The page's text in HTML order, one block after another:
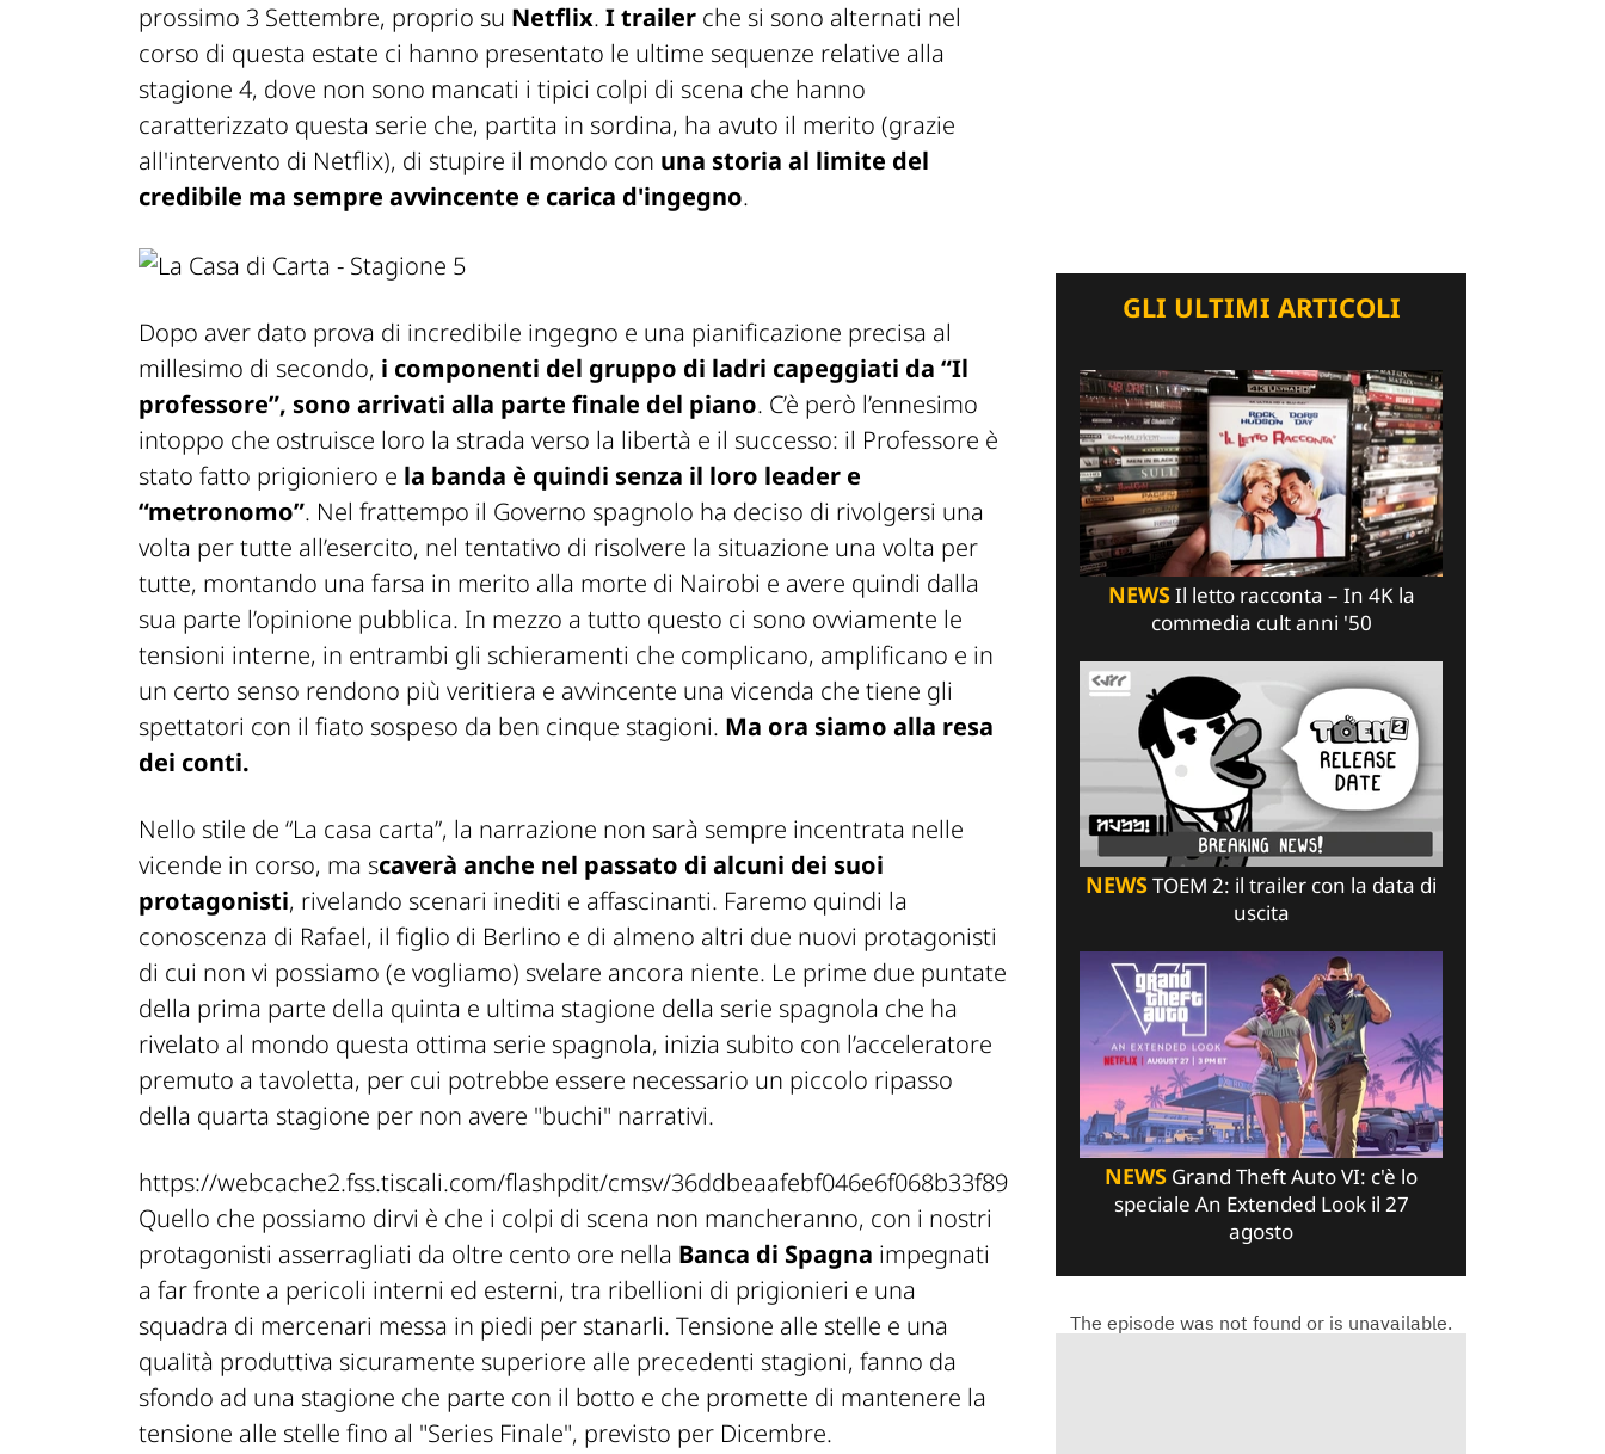
prossimo 3 Settembre, proprio su Netflix. I trailer che si sono alternati nel
corso di questa estate ci hanno presentato le ultime sequenze relative alla
stagione 4, dove non sono mancati i tipici colpi di scena che hanno
caratterizzato questa serie che, partita in sordina, ha avuto il merito (grazie
all'intervento di Netflix), di stupire il mondo con una storia al limite del
credibile ma sempre avvincente e carica d'ingegno.
Dopo aver dato prova di incredibile ingegno e una pianificazione precisa al
millesimo di secondo, i componenti del gruppo di ladri capeggiati da “Il
professore”, sono arrivati alla parte finale del piano. C’è però l’ennesimo
intoppo che ostruisce loro la strada verso la libertà e il successo: il Professore è
stato fatto prigioniero e la banda è quindi senza il loro leader e
“metronomo”. Nel frattempo il Governo spagnolo ha deciso di rivolgersi una
volta per tutte all’esercito, nel tentativo di risolvere la situazione una volta per
tutte, montando una farsa in merito alla morte di Nairobi e avere quindi dalla
sua parte l’opinione pubblica. In mezzo a tutto questo ci sono ovviamente le
tensioni interne, in entrambi gli schieramenti che complicano, amplificano e in
un certo senso rendono più veritiera e avvincente una vicenda che tiene gli
spettatori con il fiato sospeso da ben cinque stagioni. Ma ora siamo alla resa
dei conti.
Nello stile de “La casa carta”, la narrazione non sarà sempre incentrata nelle
vicende in corso, ma scaverà anche nel passato di alcuni dei suoi
protagonisti, rivelando scenari inediti e affascinanti. Faremo quindi la
conoscenza di Rafael, il figlio di Berlino e di almeno altri due nuovi protagonisti
di cui non vi possiamo (e vogliamo) svelare ancora niente. Le prime due puntate
della prima parte della quinta e ultima stagione della serie spagnola che ha
rivelato al mondo questa ottima serie spagnola, inizia subito con l’acceleratore
premuto a tavoletta, per cui potrebbe essere necessario un piccolo ripasso
della quarta stagione per non avere "buchi" narrativi.
https://webcache2.fss.tiscali.com/flashpdit/cmsv/36ddbeaafebf046e6f068b33f89a7dfd/d76990e07feaba5b9017b3a89d1a80ee.mp4
Quello che possiamo dirvi è che i colpi di scena non mancheranno, con i nostri
protagonisti asserragliati da oltre cento ore nella Banca di Spagna impegnati
a far fronte a pericoli interni ed esterni, tra ribellioni di prigionieri e una
squadra di mercenari messa in piedi per stanarli. Tensione alle stelle e una
qualità produttiva sicuramente superiore alle precedenti stagioni, fanno da
sfondo ad una stagione che parte con il botto e che promette di mantenere la
tensione alle stelle fino al "Series Finale", previsto per Dicembre.
GLI ULTIMI ARTICOLI
NEWSIl letto racconta – In 4K la
commedia cult anni '50
NEWSTOEM 2: il trailer con la data di
uscita
NEWS Grand Theft Auto VI: c'è lo
speciale An Extended Look il 27
agosto